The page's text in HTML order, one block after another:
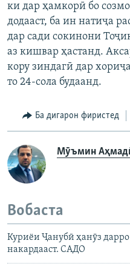
ки дар ҳамкорӣ бо
додааст, ба ин натиҷа
дар сади сокинони
аз кишвар ҳастанд.
кору зиндагӣ дар
то 24-сола будаанд.
Ба дигарон фиристед
Мӯъмин
Вобаста
Куриёи Ҷанубӣ ҳанӯз дарро
накардааст. САДО